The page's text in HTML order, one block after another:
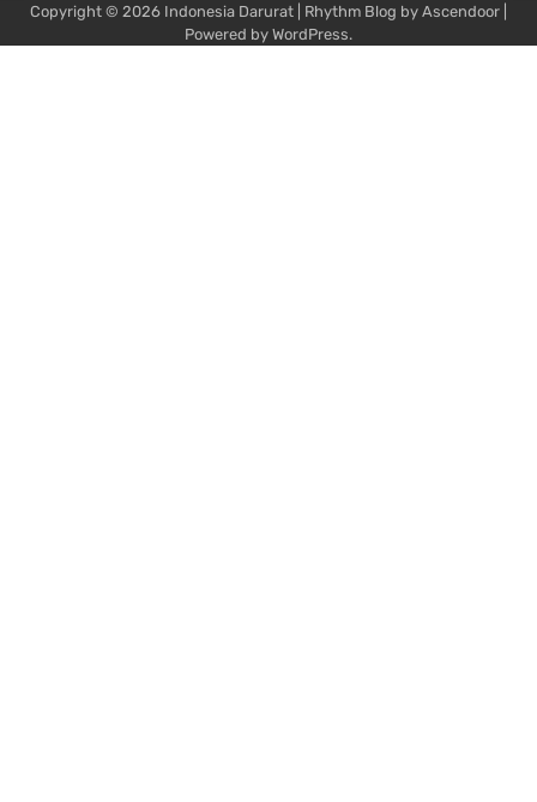
Copyright © 2026 Indonesia Darurat | Rhythm Blog by Ascendoor
Powered by WordPress.